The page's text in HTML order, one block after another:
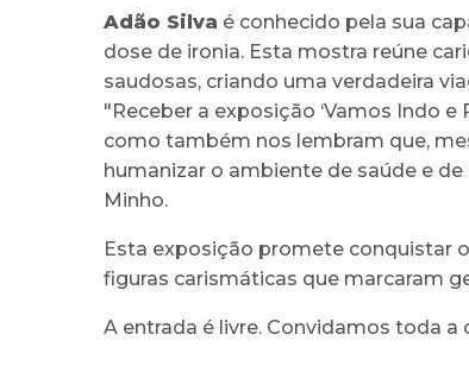
Adão Silva é conhecido pela sua
dose de ironia. Esta mostra reúne
saudosas, criando uma verdadeira
"Receber a exposição ‘Vamos Indo
como também nos lembram que,
humanizar o ambiente de saúde e
Minho.
Esta exposição promete conquistar
figuras carismáticas que marcaram
A entrada é livre. Convidamos toda